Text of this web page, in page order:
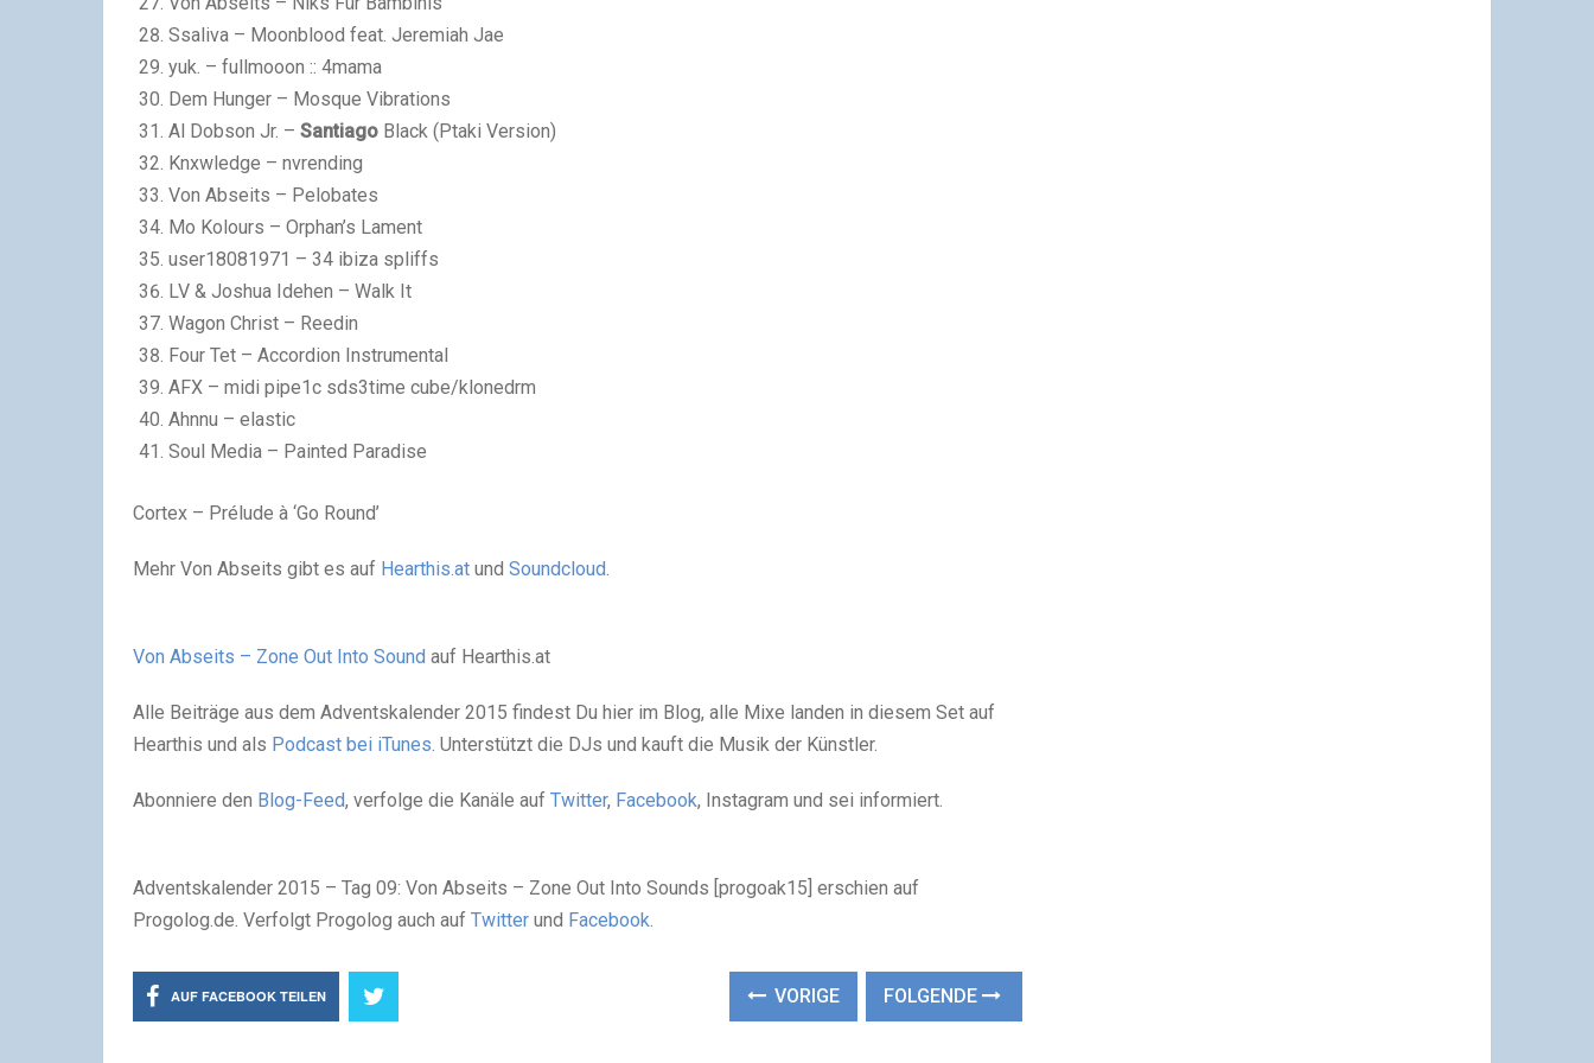
Ssaliva – Moonblood feat. Jeremiah Jae
yuk. – fullmooon :: 4mama
Dem Hunger – Mosque Vibrations
Al Dobson Jr. –Santiago Black (Ptaki Version)
Knxwledge – nvrending
Von Abseits – Pelobates
Mo Kolours – Orphan’s Lament
user18081971 – 34 ibiza spliffs
LV & Joshua Idehen – Walk It
Wagon Christ – Reedin
Four Tet – Accordion Instrumental
AFX – midi pipe1c sds3time cube/klonedrm
Ahnnu – elastic
Soul Media – Painted Paradise
Cortex – Prélude à ‘Go Round’
Mehr Von Abseits gibt es auf Hearthis.at und Soundcloud.
Von Abseits – Zone Out Into Sound auf Hearthis.at
Alle Beiträge aus dem Adventskalender 2015 findest Du hier im Blog, alle Mixe landen in diesem Set auf
Hearthis und als Podcast bei iTunes. Unterstützt die DJs und kauft die Musik der Künstler.
Abonniere den Blog-Feed, verfolge die Kanäle auf Twitter, Facebook, Instagram und sei informiert.
Adventskalender 2015 – Tag 09: Von Abseits – Zone Out Into Sounds [progoak15] erschien auf
Progolog.de. Verfolgt Progolog auch auf Twitter und Facebook.
AUF FACEBOOK TEILEN VORIGE FOLGENDE